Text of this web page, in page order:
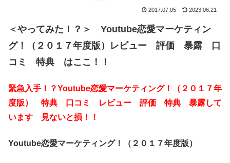
2017.07.05 2023.06.21
＜やってみた！？＞ Youtube恋愛マーケティン
グ！（２０１７年度版）レビュー 評価 暴露 口
コミ 特典 はここ！！
緊急入手！？Youtube恋愛マーケティング！（２０１７年
度版） 特典 口コミ レビュー 評価 特典 暴露して
います 見ないと損！！
Youtube恋愛マーケティング！（２０１７年度版）